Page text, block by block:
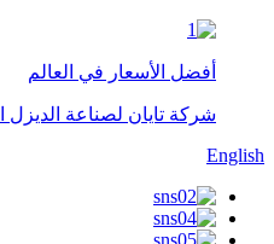
أفضل الأسعار في العالم
شركة تايان لصناعة الديزل
English